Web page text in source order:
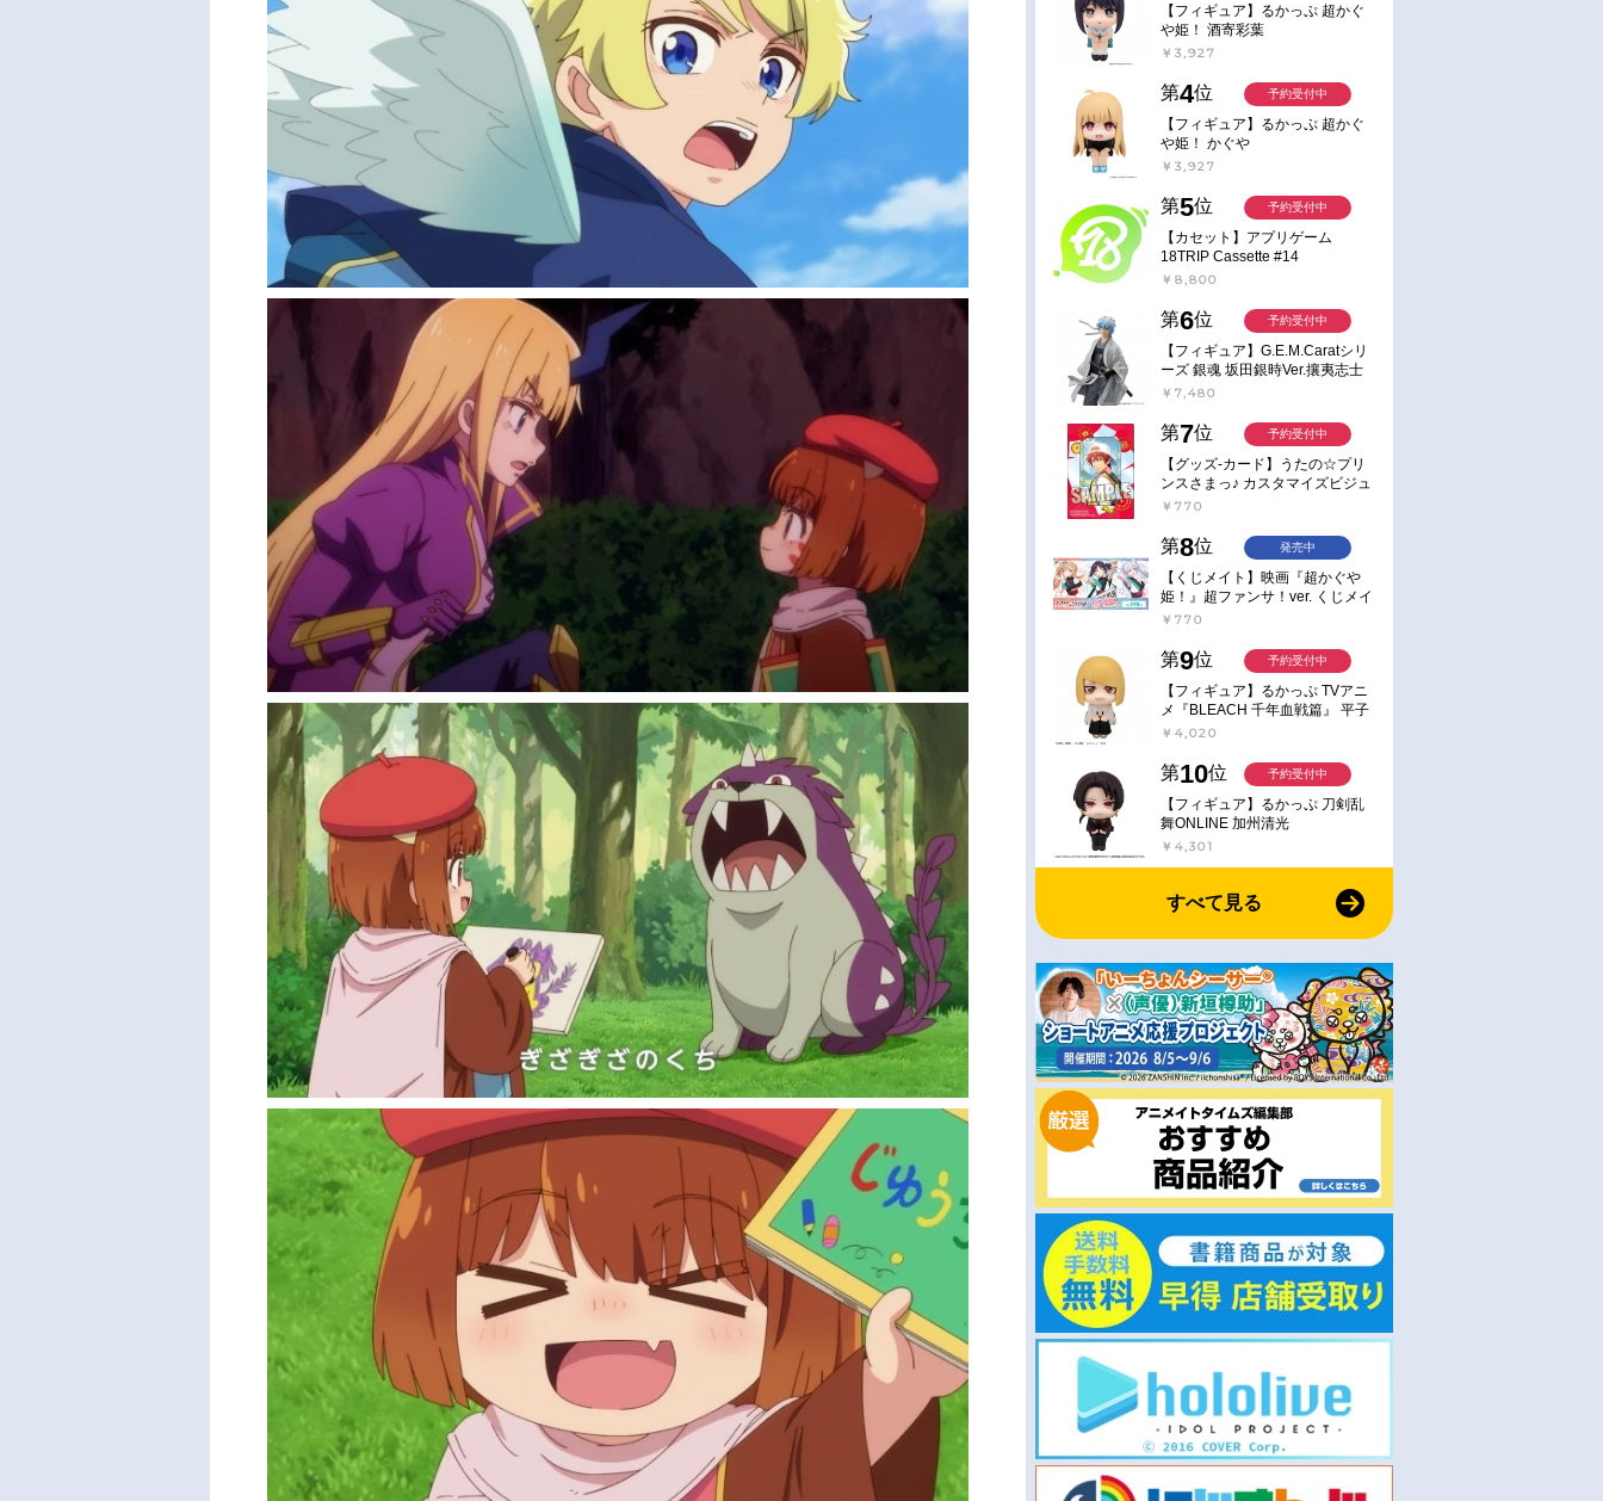
【フィギュア】るかっぷ 超かぐ
や姫！ 酒寄彩葉
￥3,927
第4位
【フィギュア】るかっぷ 超かぐ
や姫！ かぐや
￥3,927
予約受付中
第5位
【カセット】アプリゲーム
18TRIP Cassette #14
￥8,800
予約受付中
第6位
【フィギュア】G.E.M.Caratシリ
ーズ 銀魂 坂田銀時Ver.攘夷志士
完成品フィギュア
￥7,480
予約受付中
第7位
【グッズ-カード】うたの☆プリ
ンスさまっ♪ カスタマイズビジュ
アルカードコレクション Best
￥770
予約受付中
第8位
【くじメイト】映画『超かぐや
姫！』超ファンサ！ver. くじメイ
ト
￥770
発売中
第9位
【フィギュア】るかっぷ TVアニ
メ『BLEACH 千年血戦篇』 平子
真子
￥4,020
予約受付中
第10位
【フィギュア】るかっぷ 刀剣乱
舞ONLINE 加州清光
￥4,301
予約受付中
すべて見る